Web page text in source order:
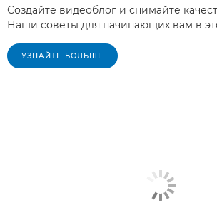
Создайте видеоблог и снимайте
Наши советы для начинающих вам в
УЗНАЙТЕ БОЛЬШЕ